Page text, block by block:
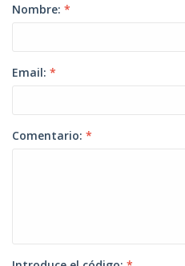
Nombre: *
Email: *
Comentario: *